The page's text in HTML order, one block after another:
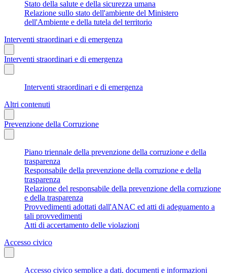
Stato della salute e della sicurezza umana
Relazione sullo stato dell'ambiente del Ministero
dell'Ambiente e della tutela del territorio
Interventi straordinari e di emergenza
Interventi straordinari e di emergenza
Interventi straordinari e di emergenza
Altri contenuti
Prevenzione della Corruzione
Piano triennale della prevenzione della corruzione e della
trasparenza
Responsabile della prevenzione della corruzione e della
trasparenza
Relazione del responsabile della prevenzione della corruzione
e della trasparenza
Provvedimenti adottati dall'ANAC ed atti di adeguamento a
tali provvedimenti
Atti di accertamento delle violazioni
Accesso civico
Accesso civico semplice a dati, documenti e informazioni